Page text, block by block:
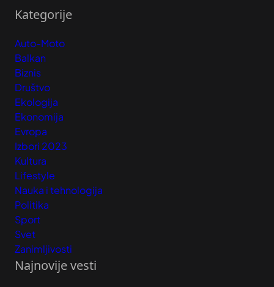
Kategorije
Auto-Moto
Balkan
Biznis
Društvo
Ekologija
Ekonomija
Evropa
Izbori 2023
Kultura
Lifestyle
Nauka i tehnologija
Politika
Sport
Svet
Zanimljivosti
Najnovije vesti